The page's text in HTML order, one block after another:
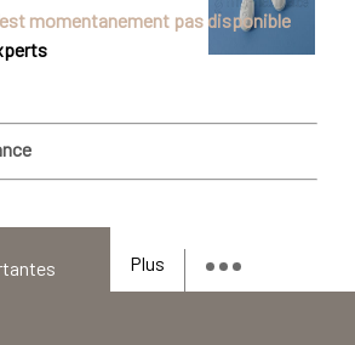
momentanement pas disponible
Plus